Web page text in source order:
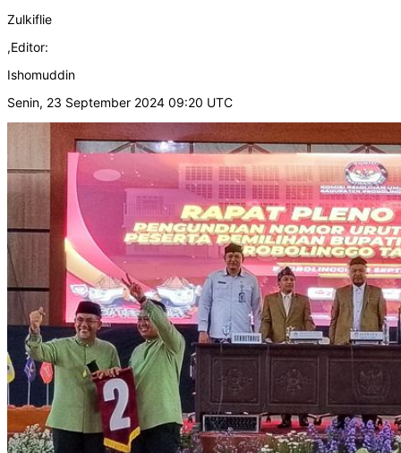
Zulkiflie
,Editor:
Ishomuddin
Senin, 23 September 2024 09:20 UTC